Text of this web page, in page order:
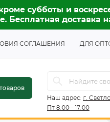
субботы и
Бесплатная доставка
СОГЛАШЕНИЯ ДЛЯ
Наш адрес: г.
Пт 8:00 - 17:00